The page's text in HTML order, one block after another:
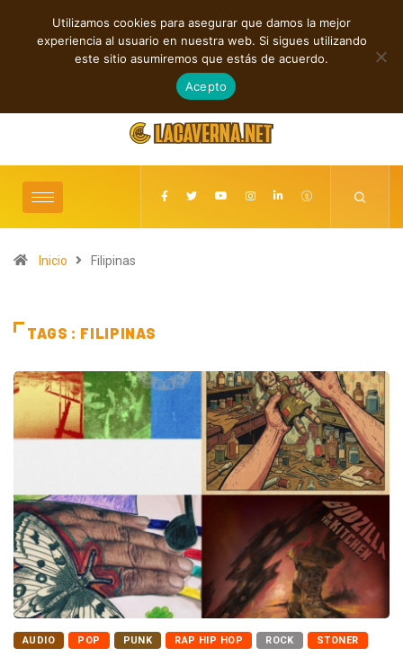
TENDENCIAS
Cuatro lanzamientos independientes entre introspección y fuerza
agosto 6, 2026
Inicio Filipinas
TAGS : FILIPINAS
AUDIO POP PUNK RAP HIP HOP ROCK STONER
Utilizamos cookies para asegurar que damos la mejor
experiencia al usuario en nuestra web. Si sigues utilizando
este sitio asumiremos que estás de acuerdo.
Acepto